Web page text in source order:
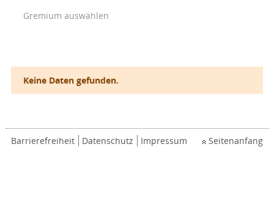
Gremium auswählen
Keine Daten gefunden.
Barrierefreiheit Datenschutz Impressum Seitenanfang